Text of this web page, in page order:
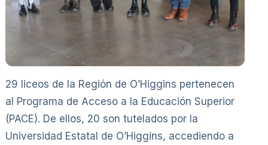
29 liceos de la Región de O’Higgins pertenecen
al Programa de Acceso a la Educación Superior
(PACE). De ellos, 20 son tutelados por la
Universidad Estatal de O’Higgins, accediendo a